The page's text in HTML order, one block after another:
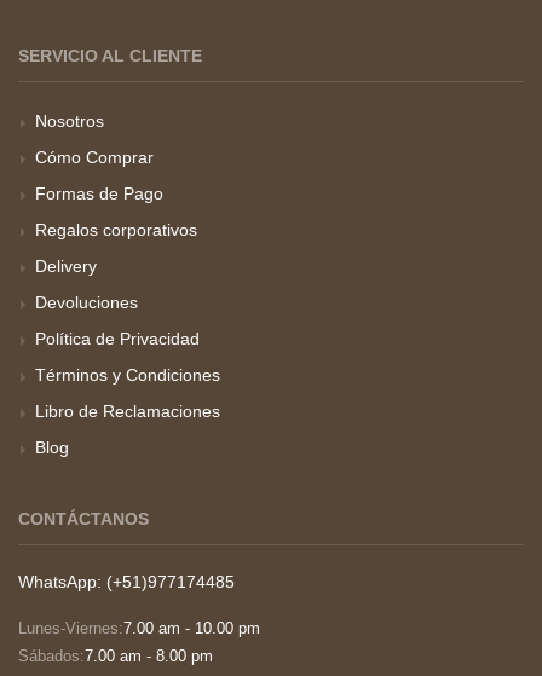
SERVICIO AL CLIENTE
Nosotros
Cómo Comprar
Formas de Pago
Regalos corporativos
Delivery
Devoluciones
Política de Privacidad
Términos y Condiciones
Libro de Reclamaciones
Blog
CONTÁCTANOS
WhatsApp: (+51)977174485
Lunes-Viernes:7.00 am - 10.00 pm
Sábados:7.00 am - 8.00 pm